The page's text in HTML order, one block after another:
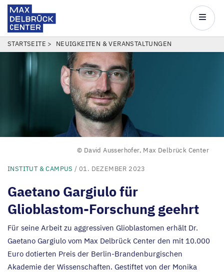
Direkt
zum
Center
Main
PFADNAVIGATION
STARTSEITE NEUIGKEITEN & VERANSTALTUNGEN
© David Ausserhofer, Max Delbrück Center
INSTITUT & CAMPUS / 01. DEZEMBER 2023
Gaetano Gargiulo für
Glioblastom-Forschung geehrt
Für seine Arbeit zu aggressiven Glioblastomen erhält Dr.
Gaetano Gargiulo vom Max Delbrück Center den mit 10.000
Euro dotierten Preis der Berlin-Brandenburgischen
Akademie der Wissenschaften. Gestiftet von der Monika